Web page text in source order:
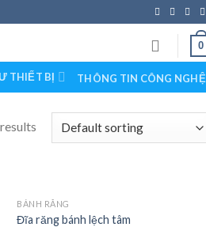
0
THIẾT BỊ THÔNG TIN CÔNG NGHỆ
BÁNH RĂNG
Đĩa răng bánh lệch tâm